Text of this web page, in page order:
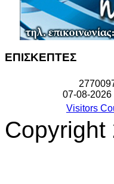
ΕΠΙΣΚΕΠΤΕΣ
277009
07-08-2026
Visitors
Copyright